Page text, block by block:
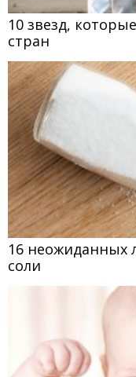
10 звезд,
стран
16 неожиданных
соли